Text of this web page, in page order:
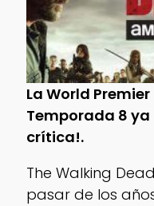
La World
Temporada 8 ya
crítica!.
The Walking
pasar de los